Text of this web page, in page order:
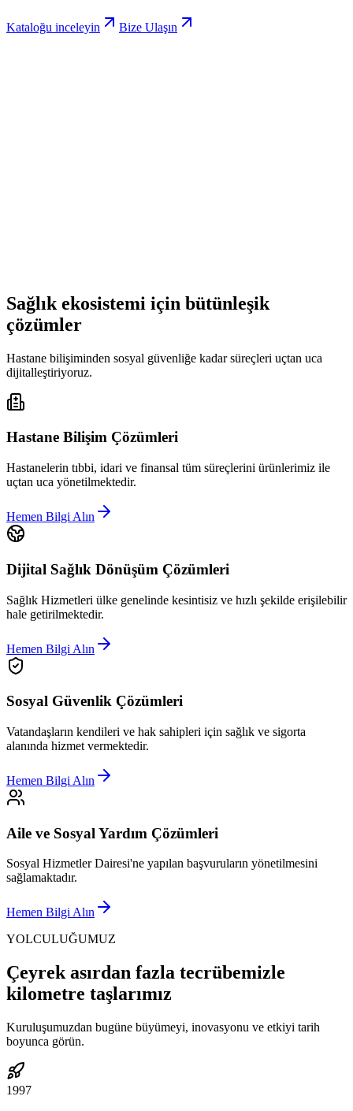
Kataloğu inceleyin Bize Ulaşın
Sağlık ekosistemi için bütünleşik
çözümler
Hastane bilişiminden sosyal güvenliğe kadar süreçleri uçtan uca
dijitalleştiriyoruz.
Hastane Bilişim Çözümleri
Hastanelerin tıbbi, idari ve finansal tüm süreçlerini ürünlerimiz ile
uçtan uca yönetilmektedir.
Hemen Bilgi Alın
Dijital Sağlık Dönüşüm Çözümleri
Sağlık Hizmetleri ülke genelinde kesintisiz ve hızlı şekilde erişilebilir
hale getirilmektedir.
Hemen Bilgi Alın
Sosyal Güvenlik Çözümleri
Vatandaşların kendileri ve hak sahipleri için sağlık ve sigorta
alanında hizmet vermektedir.
Hemen Bilgi Alın
Aile ve Sosyal Yardım Çözümleri
Sosyal Hizmetler Dairesi'ne yapılan başvuruların yönetilmesini
sağlamaktadır.
Hemen Bilgi Alın
YOLCULUĞUMUZ
Çeyrek asırdan fazla tecrübemizle
kilometre taşlarımız
Kuruluşumuzdan bugüne büyümeyi, inovasyonu ve etkiyi tarih
boyunca görün.
1997